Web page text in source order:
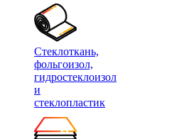
Стеклоткань,
фольгоизол,
гидростеклоизол
и
стеклопластик